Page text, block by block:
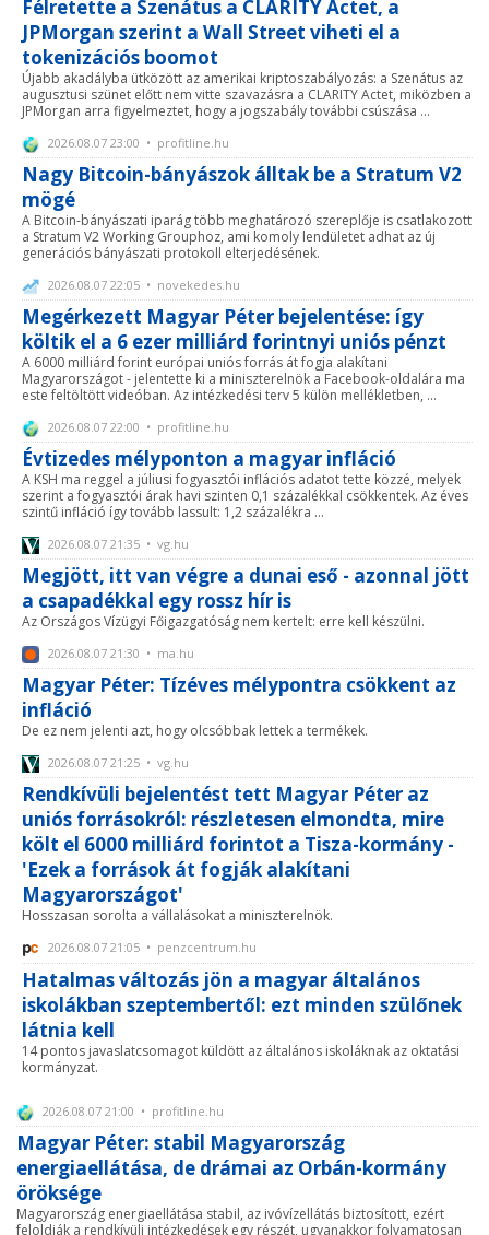
Félretette a Szenátus a CLARITY Actet, a
JPMorgan szerint a Wall Street viheti el a
tokenizációs boomot
Újabb akadályba ütközött az amerikai kriptoszabályozás: a Szenátus az
augusztusi szünet előtt nem vitte szavazásra a CLARITY Actet, miközben a
JPMorgan arra figyelmeztet, hogy a jogszabály további csúszása ...
2026.08.07 23:00 • profitline.hu
Nagy Bitcoin-bányászok álltak be a Stratum V2
mögé
A Bitcoin-bányászati iparág több meghatározó szereplője is csatlakozott
a Stratum V2 Working Grouphoz, ami komoly lendületet adhat az új
generációs bányászati protokoll elterjedésének.
2026.08.07 22:05 • novekedes.hu
Megérkezett Magyar Péter bejelentése: így
költik el a 6 ezer milliárd forintnyi uniós pénzt
A 6000 milliárd forint európai uniós forrás át fogja alakítani
Magyarországot - jelentette ki a miniszterelnök a Facebook-oldalára ma
este feltöltött videóban. Az intézkedési terv 5 külön mellékletben, ...
2026.08.07 22:00 • profitline.hu
Évtizedes mélyponton a magyar infláció
A KSH ma reggel a júliusi fogyasztói inflációs adatot tette közzé, melyek
szerint a fogyasztói árak havi szinten 0,1 százalékkal csökkentek. Az éves
szintű infláció így tovább lassult: 1,2 százalékra ...
2026.08.07 21:35 • vg.hu
Megjött, itt van végre a dunai eső - azonnal jött
a csapadékkal egy rossz hír is
Az Országos Vízügyi Főigazgatóság nem kertelt: erre kell készülni.
2026.08.07 21:30 • ma.hu
Magyar Péter: Tízéves mélypontra csökkent az
infláció
De ez nem jelenti azt, hogy olcsóbbak lettek a termékek.
2026.08.07 21:25 • vg.hu
Rendkívüli bejelentést tett Magyar Péter az
uniós forrásokról: részletesen elmondta, mire
költ el 6000 milliárd forintot a Tisza-kormány -
'Ezek a források át fogják alakítani
Magyarországot'
Hosszasan sorolta a vállalásokat a miniszterelnök.
2026.08.07 21:05 • penzcentrum.hu
Hatalmas változás jön a magyar általános
iskolákban szeptembertől: ezt minden szülőnek
látnia kell
14 pontos javaslatcsomagot küldött az általános iskoláknak az oktatási
kormányzat.
2026.08.07 21:00 • profitline.hu
Magyar Péter: stabil Magyarország
energiaellátása, de drámai az Orbán-kormány
öröksége
Magyarország energiaellátása stabil, az ivóvízellátás biztosított, ezért
feloldják a rendkívüli intézkedések egy részét, ugyanakkor folyamatosan